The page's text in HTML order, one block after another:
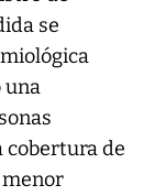
se
una
cobertura de